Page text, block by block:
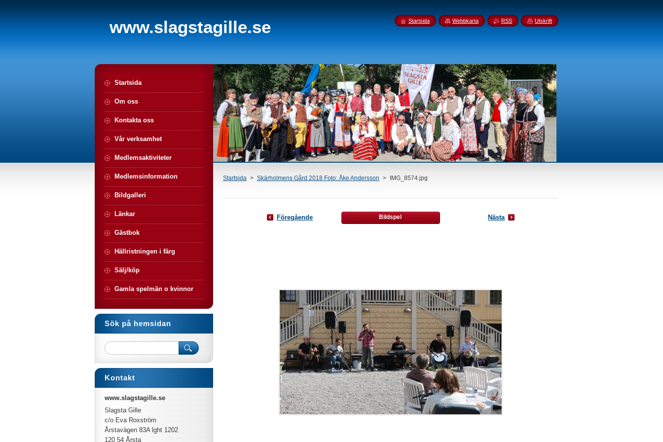
www.slagstagille.se
Startsida > Skärholmens Gård 2018 Foto: Åke Andersson > IMG_8574.jpg
Föregående Bildspel Nästa
Startsida
Om oss
Kontakta oss
Vår verksamhet
Medlemsaktiviteter
Medlemsinformation
Bildgalleri
Länkar
Gästbok
Hällristningen i färg
Sälj/köp
Gamla spelmän o kvinnor
Sök på hemsidan
Kontakt
www.slagstagille.se
Slagsta Gille
c/o Eva Roxström
Årstavägen 83A lght 1202
120 54 Årsta
Startsida Webbkarta RSS Utskrift